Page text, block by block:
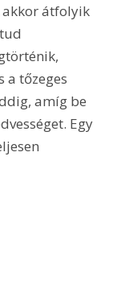
akkor átfolyik
a tőzeges
amíg be
Egy